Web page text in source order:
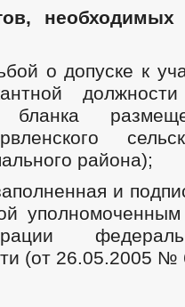
о допуске к
должности
бланка
района);
и
уполномоченным
(от 26.05.2005 №